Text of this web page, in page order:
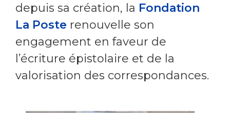
depuis sa création, la Fondation
La Poste renouvelle son
engagement en faveur de
l’écriture épistolaire et de la
valorisation des correspondances.